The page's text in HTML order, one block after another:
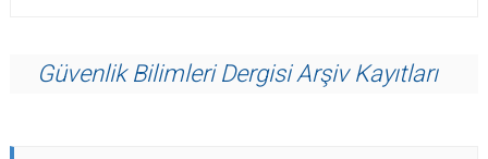
Güvenlik Bilimleri Dergisi Arşiv Kayıtları